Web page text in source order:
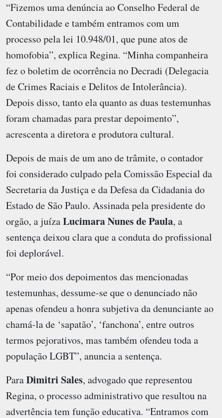
“Fizemos uma denúncia ao Conselho Federal de
Contabilidade e também entramos com um
processo pela lei 10.948/01, que pune atos de
homofobia”, explica Regina. “Minha companheira
fez o boletim de ocorrência no Decradi (Delegacia
de Crimes Raciais e Delitos de Intolerância).
Depois disso, tanto ela quanto as duas testemunhas
foram chamadas para prestar depoimento”,
acrescenta a diretora e produtora cultural.
Depois de mais de um ano de trâmite, o contador
foi considerado culpado pela Comissão Especial da
Secretaria da Justiça e da Defesa da Cidadania do
Estado de São Paulo. Assinada pela presidente do
orgão, a juízaLucimara Nunes de Paula, a
sentença deixou clara que a conduta do profissional
foi deplorável.
“Por meio dos depoimentos das mencionadas
testemunhas, dessume-se que o denunciado não
apenas ofendeu a honra subjetiva da denunciante ao
chamá-la de ‘sapatão’, ‘fanchona’, entre outros
termos pejorativos, mas também ofendeu toda a
população LGBT”, anuncia a sentença.
ParaDimitri Sales, advogado que representou
Regina, o processo administrativo que resultou na
advertência tem função educativa. “Entramos com